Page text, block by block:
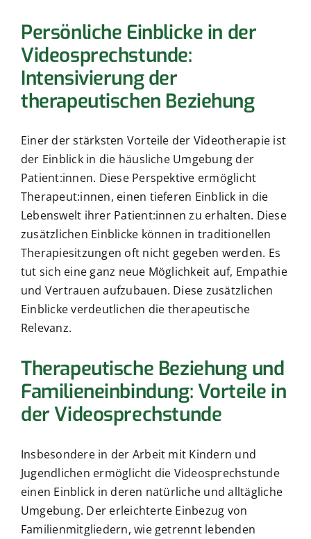
Persönliche Einblicke in der
Videosprechstunde:
Intensivierung der
therapeutischen Beziehung
Einer der stärksten Vorteile der Videotherapie ist
der Einblick in die häusliche Umgebung der
Patient:innen. Diese Perspektive ermöglicht
Therapeut:innen, einen tieferen Einblick in die
Lebenswelt ihrer Patient:innen zu erhalten. Diese
zusätzlichen Einblicke können in traditionellen
Therapiesitzungen oft nicht gegeben werden. Es
tut sich eine ganz neue Möglichkeit auf, Empathie
und Vertrauen aufzubauen. Diese zusätzlichen
Einblicke verdeutlichen die therapeutische
Relevanz.
Therapeutische Beziehung und
Familieneinbindung: Vorteile in
der Videosprechstunde
Insbesondere in der Arbeit mit Kindern und
Jugendlichen ermöglicht die Videosprechstunde
einen Einblick in deren natürliche und alltägliche
Umgebung. Der erleichterte Einbezug von
Familienmitgliedern, wie getrennt lebenden